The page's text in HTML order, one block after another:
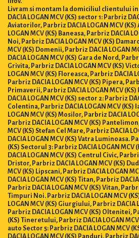
Livram si montam la domiciliul clientului
DACIA LOGAN MCV (KS) sector 1: Parbriz
Aviatorilor, Parbriz DACIA LOGAN MCV
LOGAN MCV (KS) Baneasa, Parbriz DACIA
Noi, Parbriz DACIA LOGAN MCV (KS)
MCV (KS) Domenii, Parbriz DACIA LOGAN
DACIA LOGAN MCV (KS) Gara de Nord,
Grivita, Parbriz DACIA LOGAN MCV (KS)
LOGAN MCV (KS) Floreasca, Parbriz DACIA
Parbriz DACIA LOGAN MCV (KS) Pipera,
Primaverii, Parbriz DACIA LOGAN MCV
DACIA LOGAN MCV (KS) sector 2: Parbriz
Colentina, Parbriz DACIA LOGAN MCV (KS)
LOGAN MCV (KS) Mosilor, Parbriz DACIA
Parbriz DACIA LOGAN MCV (KS)
MCV (KS) Stefan Cel Mare, Parbriz DACIA
DACIA LOGAN MCV (KS) Vatra Luminoasa.
(KS) Sectorul 3: Parbriz DACIA LOGAN MCV
DACIA LOGAN MCV (KS) Centrul Civic,
Dristor, Parbriz DACIA LOGAN MCV (KS)
MCV (KS) Lipscani, Parbriz DACIA LOGAN
DACIA LOGAN MCV (KS) Titan, Parbriz
Parbriz DACIA LOGAN MCV (KS) Vitan,
Timpuri Noi. Parbriz DACIA LOGAN MCV
LOGAN MCV (KS) Giurgiului, Parbriz DACIA
Parbriz DACIA LOGAN MCV (KS) Oltenitei,
(KS) Tineretului, Parbriz DACIA LOGAN
auto Sector 5: Parbriz DACIA LOGAN MCV
DACIA LOGAN MCV (KS) Panduri, Parbriz